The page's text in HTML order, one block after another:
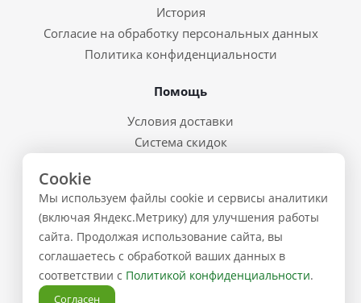
История
Согласие на обработку персональных данных
Политика конфиденциальности
Помощь
Условия доставки
Система скидок
Предварительные заказы
Контакты
Cookie
Мы используем файлы cookie и сервисы аналитики
(включая Яндекс.Метрику) для улучшения работы
сайта. Продолжая использование сайта, вы
соглашаетесь с обработкой ваших данных в
соответствии с Политикой конфиденциальности.
Согласен